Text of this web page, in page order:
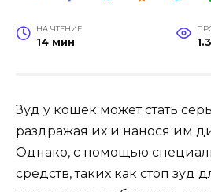
НА ЧТЕНИЕ
14 мин
Зуд у кошек может стать
раздражая их и нанося им
Однако, с помощью
средств, таких как стоп зуд